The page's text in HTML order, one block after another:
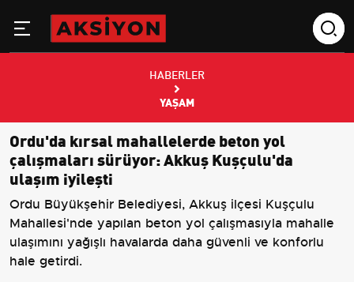
HABERLER
YAŞAM
Ordu'da kırsal mahallelerde beton yol
çalışmaları sürüyor: Akkuş Kuşçulu'da
ulaşım iyileşti
Ordu Büyükşehir Belediyesi, Akkuş ilçesi Kuşçulu
Mahallesi'nde yapılan beton yol çalışmasıyla mahalle
ulaşımını yağışlı havalarda daha güvenli ve konforlu
hale getirdi.